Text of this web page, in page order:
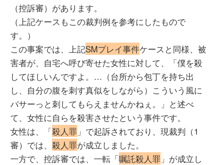
（控訴審）があります。
（上記ケースもこの裁判例を参考にしたもので
す。）
この事案では、上記SMプレイ事件ケースと同様、被
害者が、自宅へ呼び寄せた女性に対して、「僕を殺
してほしいんですよ。…（台所から包丁を持ち出
し、自分の腹を刺す真似をしながら）こういう風に
バサーっと刺してもらえませんかねぇ。」と述べ
て、女性に自らを殺害させたという事件です。
女性は、「殺人罪 」で起訴されており、現裁判（1
審）では、殺人罪が成立しました。
一方で、控訴審では、一転「嘱託殺人罪 」が成立し